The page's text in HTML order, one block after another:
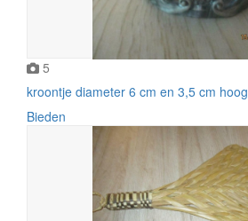
5
kroontje diameter 6 cm en 3,5 cm hoog
Bieden